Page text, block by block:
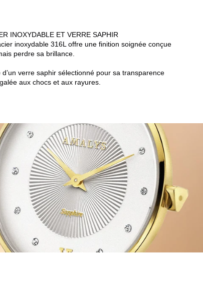
INOXYDABLE ET VERRE SAPHIR
inoxydable 316L offre une finition soignée conçue
perdre sa brillance.
verre saphir sélectionné pour sa transparence
aux chocs et aux rayures.